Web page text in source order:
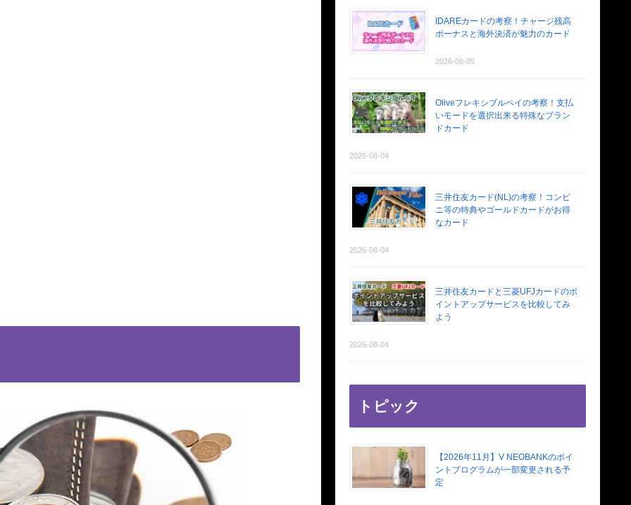
IDAREカードの考察！チャージ残高
ボーナスと海外決済が魅力のカード
2026-08-05
Oliveフレキシブルペイの考察！支払
いモードを選択出来る特殊なブラン
ドカード
2026-08-04
三井住友カード(NL)の考察！コンビ
ニ等の特典やゴールドカードがお得
なカード
2026-08-04
三井住友カードと三菱UFJカードのポ
イントアップサービスを比較してみ
よう
2026-08-04
トピック
【2026年11月】V NEOBANKのポイ
ントプログラムが一部変更される予
定